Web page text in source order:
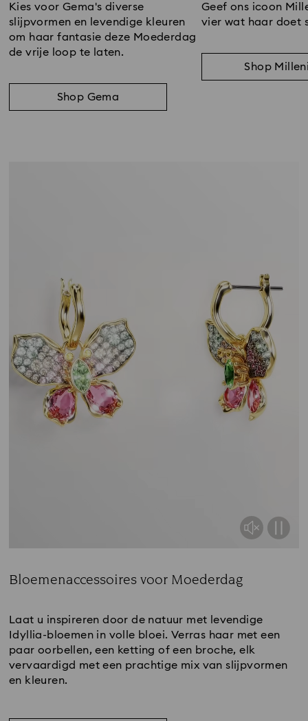
Kies voor Gema's diverse
slijpvormen en levendige kleuren
om haar fantasie deze Moederdag
de vrije loop te laten.
Shop Gema
Geef ons icoon
vier wat haar doet
Shop
Bloemenaccessoires voor Moederdag
Laat u inspireren door de natuur met levendige
Idyllia-bloemen in volle bloei. Verras haar met een
paar oorbellen, een ketting of een broche, elk
vervaardigd met een prachtige mix van slijpvormen
en kleuren.